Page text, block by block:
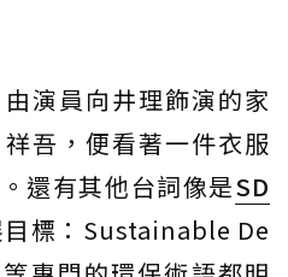
演員向井理飾演的家
吾，便看著一件衣服
還有其他台詞像是SD
目標：Sustainable De